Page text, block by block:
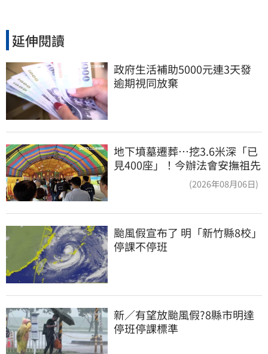
延伸閱讀
政府生活補助5000元連3天發
逾期視同放棄
地下墳墓遷葬…挖3.6米深「已
見400座」！今辦法會安撫祖先
(2026年08月06日)
颱風假宣布了 明「新竹縣8校」
停課不停班
新／有望放颱風假?8縣市明達
停班停課標準